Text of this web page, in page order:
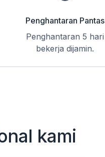
Penghantaran Pantas
Penghantaran 5 hari
bekerja dijamin.
kami